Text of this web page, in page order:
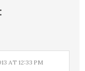
AT 12:33 PM